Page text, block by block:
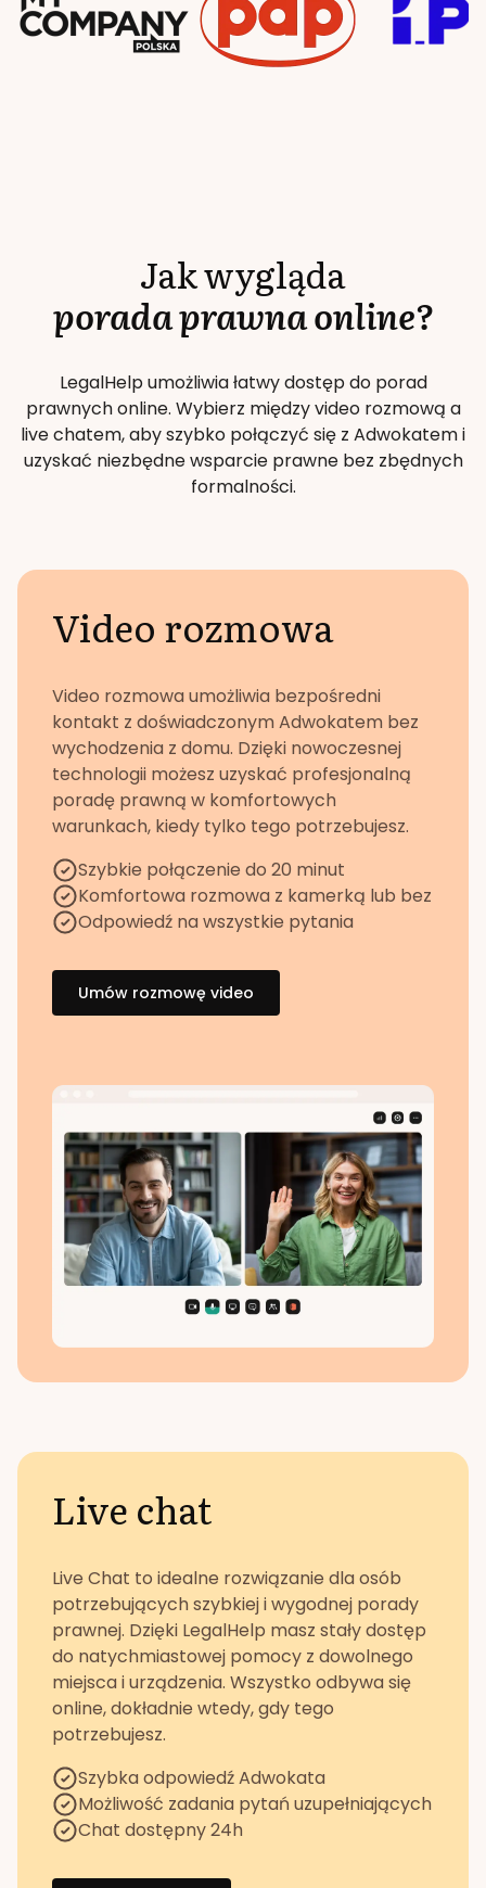
Jak wygląda
porada prawna online?
LegalHelp umożliwia łatwy dostęp do porad
prawnych online. Wybierz między video rozmową a
live chatem, aby szybko połączyć się z Adwokatem i
uzyskać niezbędne wsparcie prawne bez zbędnych
formalności.
Video rozmowa
Video rozmowa umożliwia bezpośredni
kontakt z doświadczonym Adwokatem bez
wychodzenia z domu. Dzięki nowoczesnej
technologii możesz uzyskać profesjonalną
poradę prawną w komfortowych
warunkach, kiedy tylko tego potrzebujesz.
Szybkie połączenie do 20 minut
Komfortowa rozmowa z kamerką lub bez
Odpowiedź na wszystkie pytania
Umów rozmowę video
Live chat
Live Chat to idealne rozwiązanie dla osób
potrzebujących szybkiej i wygodnej porady
prawnej. Dzięki LegalHelp masz stały dostęp
do natychmiastowej pomocy z dowolnego
miejsca i urządzenia. Wszystko odbywa się
online, dokładnie wtedy, gdy tego
potrzebujesz.
Szybka odpowiedź Adwokata
Możliwość zadania pytań uzupełniających
Chat dostępny 24h